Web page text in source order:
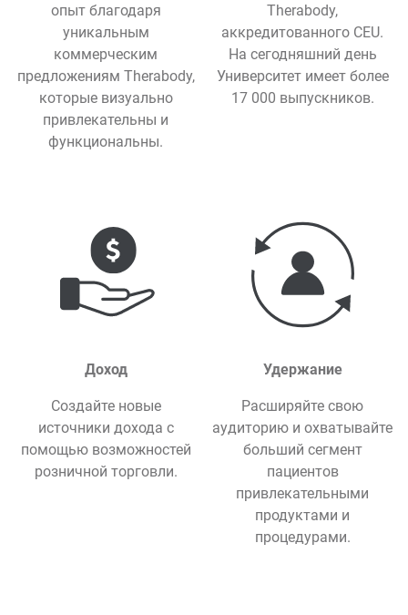
опыт благодаря
уникальным
коммерческим
предложениям Therabody,
которые визуально
привлекательны и
функциональны.
Therabody,
аккредитованного CEU.
На сегодняшний день
Университет имеет более
17 000 выпускников.
Доход
Создайте новые
источники дохода с
помощью возможностей
розничной торговли.
Удержание
Расширяйте свою
аудиторию и охватывайте
больший сегмент
пациентов
привлекательными
продуктами и
процедурами.